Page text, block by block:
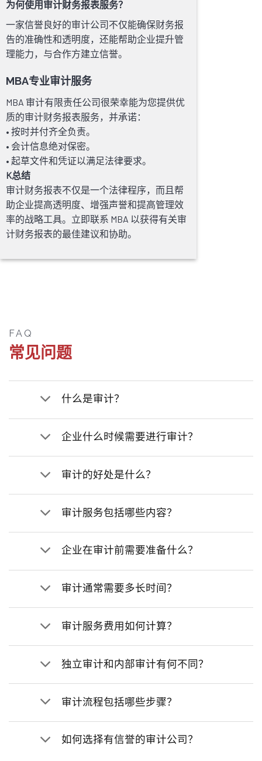
为何使用审计财务报表服务？
一家信誉良好的审计公司不仅能确保财务报
告的准确性和透明度，还能帮助企业提升管
理能力，与合作方建立信誉。
MBA专业审计服务
MBA 审计有限责任公司很荣幸能为您提供优
质的审计财务报表服务，并承诺：
• 按时并付齐全负责。
• 会计信息绝对保密。
• 起草文件和凭证以满足法律要求。
K总结
审计财务报表不仅是一个法律程序，而且帮
助企业提高透明度、增强声誉和提高管理效
率的战略工具。立即联系 MBA 以获得有关审
计财务报表的最佳建议和协助。
FAQ
常见问题
什么是审计？
企业什么时候需要进行审计？
审计的好处是什么？
审计服务包括哪些内容？
企业在审计前需要准备什么？
审计通常需要多长时间？
审计服务费用如何计算？
独立审计和内部审计有何不同？
审计流程包括哪些步骤？
如何选择有信誉的审计公司？